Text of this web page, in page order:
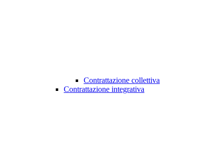
Contrattazione collettiva
Contrattazione integrativa